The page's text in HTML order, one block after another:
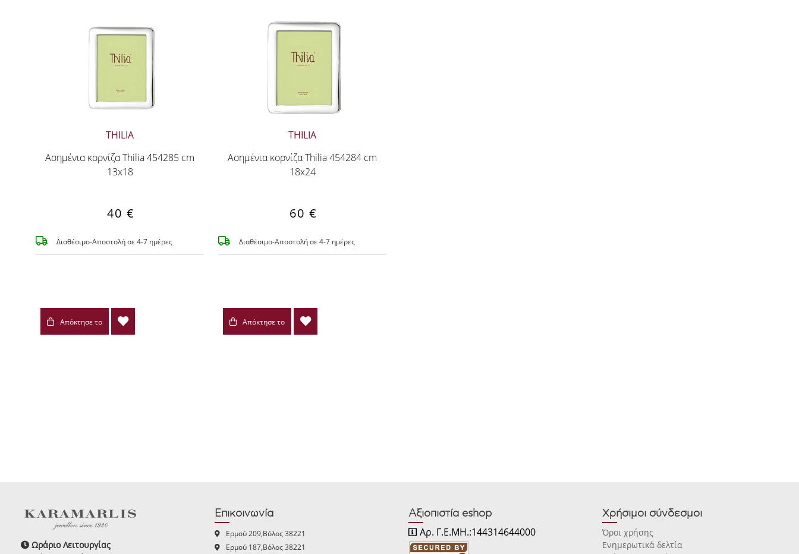
THILIA
Ασημένια κορνίζα Thilia 454285 cm
13x18
40 €
Διαθέσιμο-Αποστολή σε 4-7 ημέρες
Απόκτησε το
THILIA
Ασημένια κορνίζα Thilia 454284 cm
18x24
60 €
Διαθέσιμο-Αποστολή σε 4-7 ημέρες
Απόκτησε το
Ωράριο Λειτουργίας
Επικοινωνία
Ερμού 209,Βόλος 38221
Ερμού 187,Βόλος 38221
Αξιοπιστία eshop
Αρ. Γ.Ε.ΜΗ.:144314644000
Χρήσιμοι σύνδεσμοι
Όροι χρήσης
Ενημερωτικά δελτία